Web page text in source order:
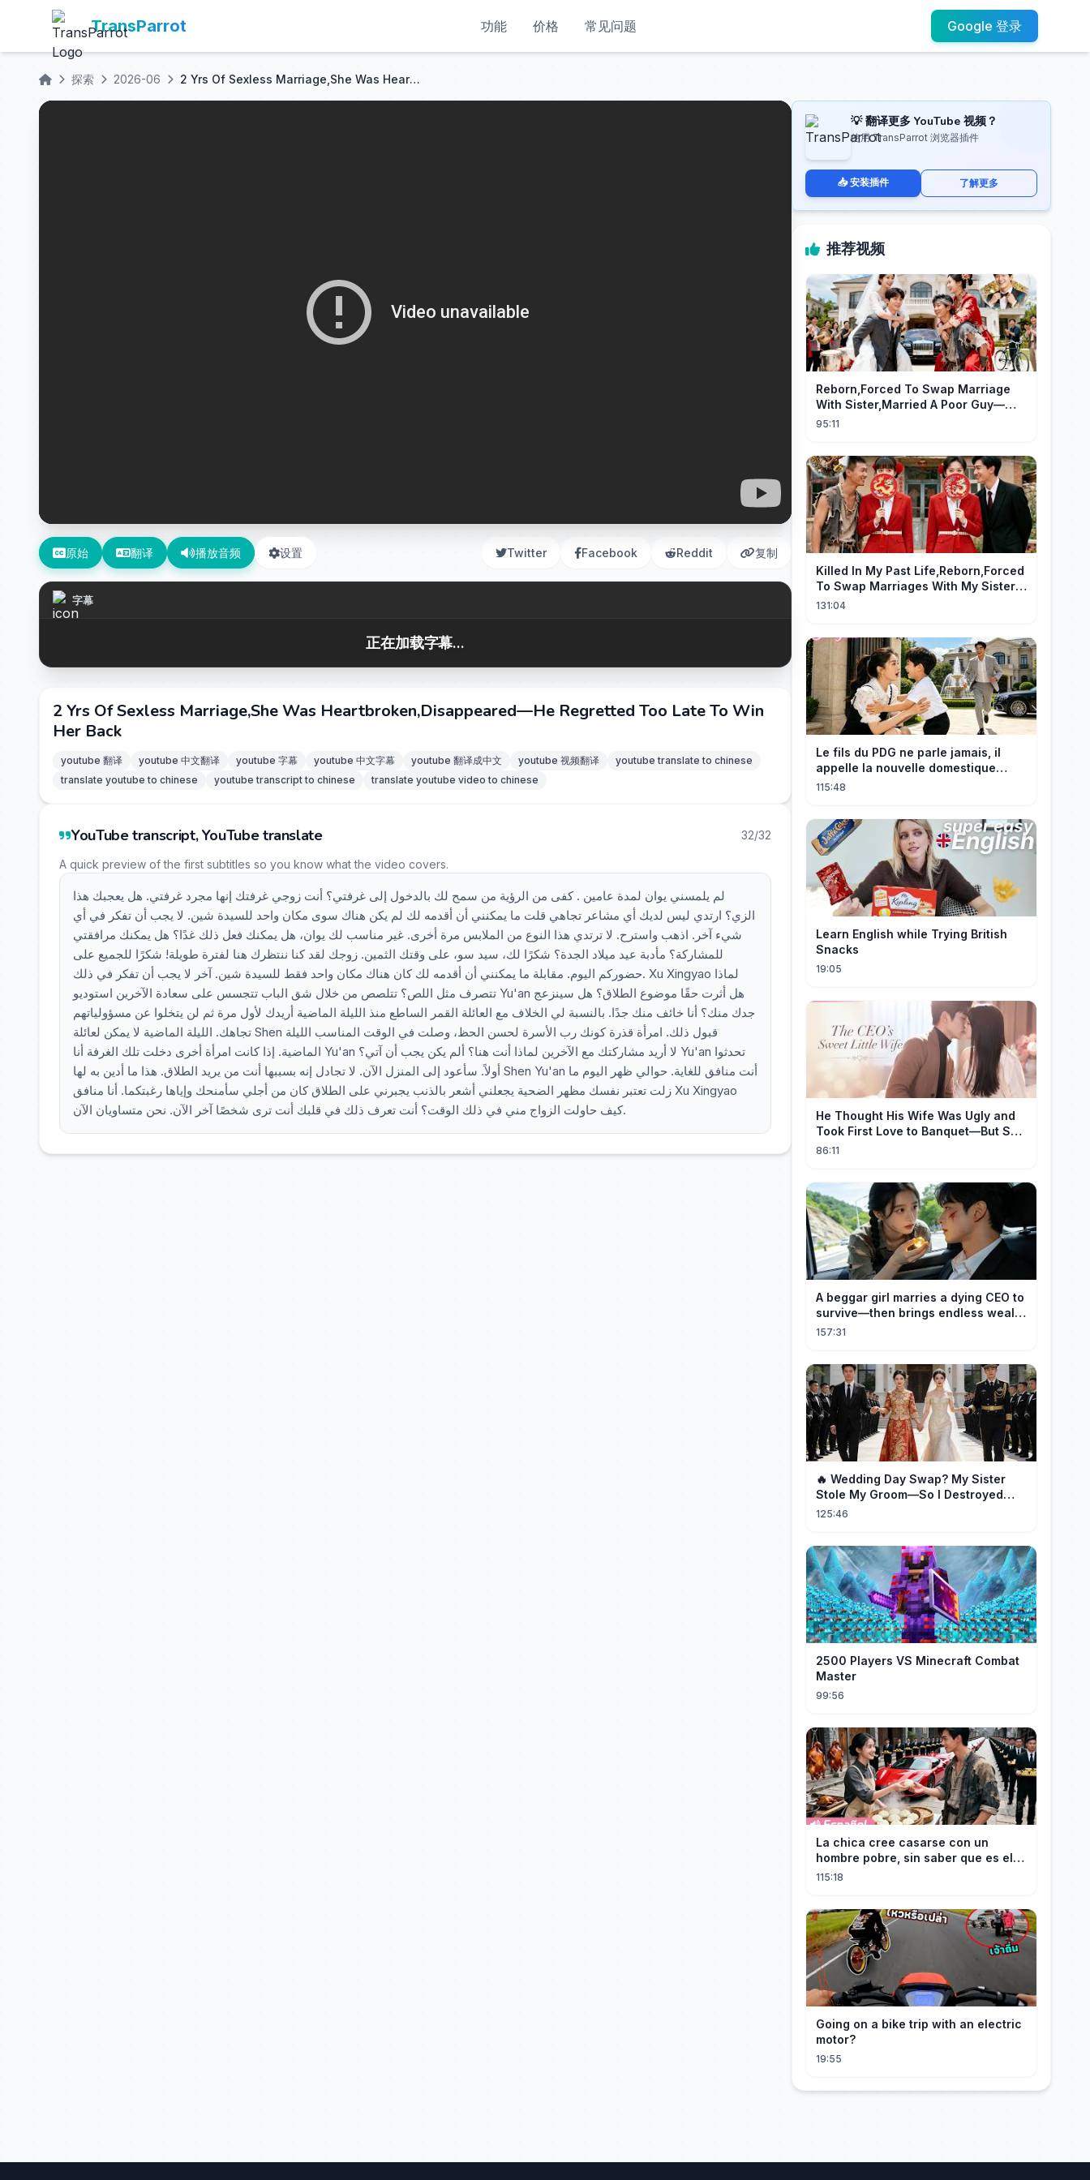
TransParrot 功能 价格 常见问题 Google 登录
探索 2026-06 2 Yrs Of Sexless Marriage,She Was Heartbroken,Disappeared—He Regretted Too Late To Win Her Back
原始 翻译 播放音频 设置 Twitter Facebook Reddit 复制
字幕
正在加载字幕...
2 Yrs Of Sexless Marriage,She Was Heartbroken,Disappeared—He Regretted Too Late To Win
Her Back
youtube 翻译 youtube 中文翻译 youtube 字幕 youtube 中文字幕 youtube 翻译成中文 youtube 视频翻译
youtube translate to chinese
translate youtube to chinese
youtube transcript to chinese translate youtube video to chinese
YouTube transcript, YouTube translate 32/32
A quick preview of the first subtitles so you know what the video covers.
لم يلمسني يوان لمدة عامين . كفى من الرؤية من سمح لك بالدخول إلى غرفتي؟ أنت زوجي غرفتك إنها مجرد غرفتي. هل يعجبك هذا
الزي؟ ارتدي ليس لديك أي مشاعر تجاهي قلت ما يمكنني أن أقدمه لك لم يكن هناك سوى مكان واحد للسيدة شين. لا يجب أن تفكر في أي
شيء آخر. اذهب واسترح. لا ترتدي هذا النوع من الملابس مرة أخرى. غير مناسب لك يوان، هل يمكنك فعل ذلك غدًا؟ هل يمكنك مرافقتي
للمشاركة؟ مأدبة عيد ميلاد الجدة؟ شكرًا لك، سيد سو، على وقتك الثمين. زوجك لقد كنا ننتظرك هنا لفترة طويلة! شكرًا للجميع على
حضوركم اليوم. مقابلة ما يمكنني أن أقدمه لك كان هناك مكان واحد فقط للسيدة شين. آخر لا يجب أن تفكر في ذلك. Xu Xingyao لماذا
تتصرف مثل اللص؟ تتلصص من خلال شق الباب تتجسس على سعادة الآخرين استوديو Yu'an هل أثرت حقًا موضوع الطلاق؟ هل سينزعج
جدك منك؟ أنا خائف منك جدًا. بالنسبة لي الخلاف مع العائلة القمر الساطع منذ الليلة الماضية أريدك لأول مرة ثم لن يتخلوا عن مسؤولياتهم
تجاهك. الليلة الماضية لا يمكن لعائلة Shen قبول ذلك. امرأة قذرة كونك رب الأسرة لحسن الحظ، وصلت في الوقت المناسب الليلة
الماضية. إذا كانت امرأة أخرى دخلت تلك الغرفة أنا Yu'an لا أريد مشاركتك مع الآخرين لماذا أنت هنا؟ ألم يكن يجب أن آتي؟ Yu'an تحدثوا
أولاً. سأعود إلى المنزل الآن. لا تجادل إنه بسببها أنت من يريد الطلاق. هذا ما أدين به لها Shen Yu'an أنت منافق للغاية. حوالي ظهر اليوم ما
زلت تعتبر نفسك مظهر الضحية يجعلني أشعر بالذنب يجبرني على الطلاق كان من أجلي سأمنحك وإياها رغبتكما. أنا منافق Xu Xingyao
كيف حاولت الزواج مني في ذلك الوقت؟ أنت تعرف ذلك في قلبك أنت ترى شخصًا آخر الآن. نحن متساويان الآن.
💡 翻译更多 YouTube 视频？
使用 TransParrot 浏览器插件
📥 安装插件 了解更多
推荐视频
Reborn,Forced To Swap Marriage
With Sister,Married A Poor Guy—
He’S Actually A Rich Ceo!Shocked!
95:11
Killed In My Past Life,Reborn,Forced
To Swap Marriages With My Sister.
Now, The Wheel Of Fate Turns!
131:04
Le fils du PDG ne parle jamais, il
appelle la nouvelle domestique
maman, c’est sa mère biologique !
115:48
Learn English while Trying British
Snacks
19:05
He Thought His Wife Was Ugly and
Took First Love to Banquet—But She
Stunned Everyone, He Regretted ！
86:11
A beggar girl marries a dying CEO to
survive—then brings endless wealth
to his family.
157:31
🔥 Wedding Day Swap? My Sister
Stole My Groom—So I Destroyed
Them All 👑#movie #drama
125:46
2500 Players VS Minecraft Combat
Master
99:56
La chica cree casarse con un
hombre pobre, sin saber que es el
hombre más rico del mundo
115:18
Going on a bike trip with an electric
motor?
19:55